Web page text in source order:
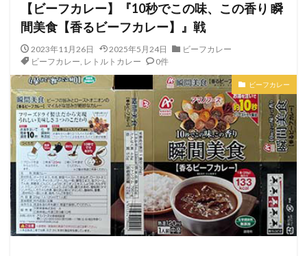
【ビーフカレー】『10秒でこの味、この香り 瞬
間美食【香るビーフカレー】』戦
2023年11月26日 2025年5月24日
ビーフカレー
ビーフカレー, レトルトカレー 0件
ビーフカレー